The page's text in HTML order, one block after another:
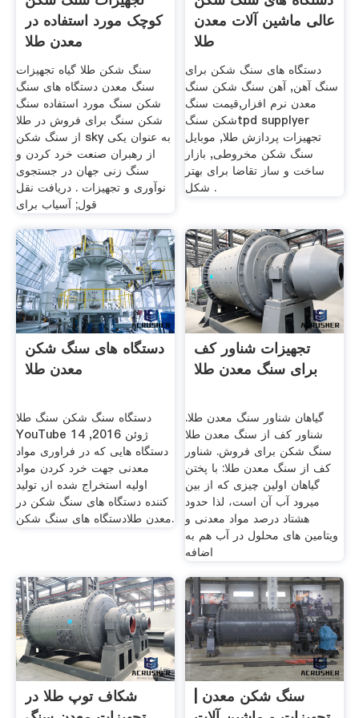
کوچک مورد استفاده در
معدن طلا
سنگ شکن طلا گیاه تجهیزات
سنگ معدن دستگاه های سنگ
شکن سنگ مورد استفاده سنگ
شکن سنگ برای فروش در طلا
از سنگ شکن sky به عنوان یکی
از رهبران صنعت خرد کردن و
سنگ زنی جهان در جستجوی
نوآوری و تجهیزات . دریافت نقل
قول; آسیاب برای
عالی ماشین آلات معدن
طلا
دستگاه های سنگ شکن برای
سنگ آهن, آهن سنگ شکن سنگ
معدن نرم افزار,قیمت سنگ
شکن سنگtpd supplyer
تجهیزات پردازش طلا, موبایل
سنگ شکن مخروطی, بازار
ساخت و ساز تقاضا برای بهتر
شکل .
دستگاه های سنگ شکن
معدن طلا
دستگاه سنگ شکن سنگ طلا
YouTube 14 ژوئن 2016,
دستگاه هایی که در فراوری مواد
معدنی جهت خرد کردن مواد
اولیه استخراج شده از, تولید
کننده دستگاه های سنگ شکن در
معدن طلادستگاه های سنگ شکن.
تجهیزات شناور کف
برای سنگ معدن طلا
گیاهان شناور سنگ معدن طلا.
شناور کف از سنگ معدن طلا
سنگ شکن برای فروش. شناور
کف از سنگ معدن طلا: با پختن
گیاهان اولین چیزی که از بین
میرود آب آن است، لذا حدود
هشتاد درصد مواد معدنی و
ویتامین های محلول در آب هم به
اضافه
شکاف توپ طلا در
سنگ شکن معدن |